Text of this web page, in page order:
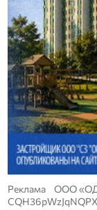
Реклама ООО